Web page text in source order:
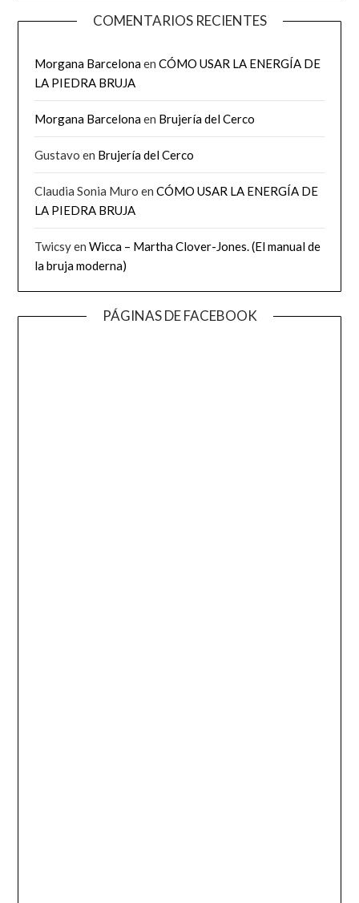
COMENTARIOS RECIENTES
Morgana BarcelonaenCÓMO USAR LA ENERGÍA DE
LA PIEDRA BRUJA
Morgana Barcelonaen Brujería del Cerco
Gustavo en Brujería del Cerco
Claudia Sonia Muro enCÓMO USAR LA ENERGÍA DE
LA PIEDRA BRUJA
TwicsyenWicca – Martha Clover-Jones. (El manual de
la bruja moderna)
PÁGINAS DE FACEBOOK